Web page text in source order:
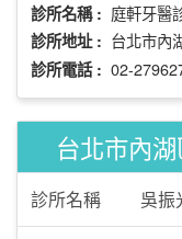
診所名稱 : 庭軒牙醫
診所地址 : 台北市內
診所電話 : 02-
台北市內
診所名稱 吳振